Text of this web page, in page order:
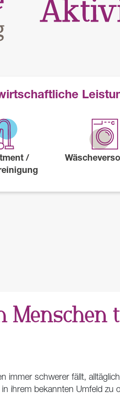
/
Menschen
immer schwerer fällt,
ihrem bekannten Umfeld zu